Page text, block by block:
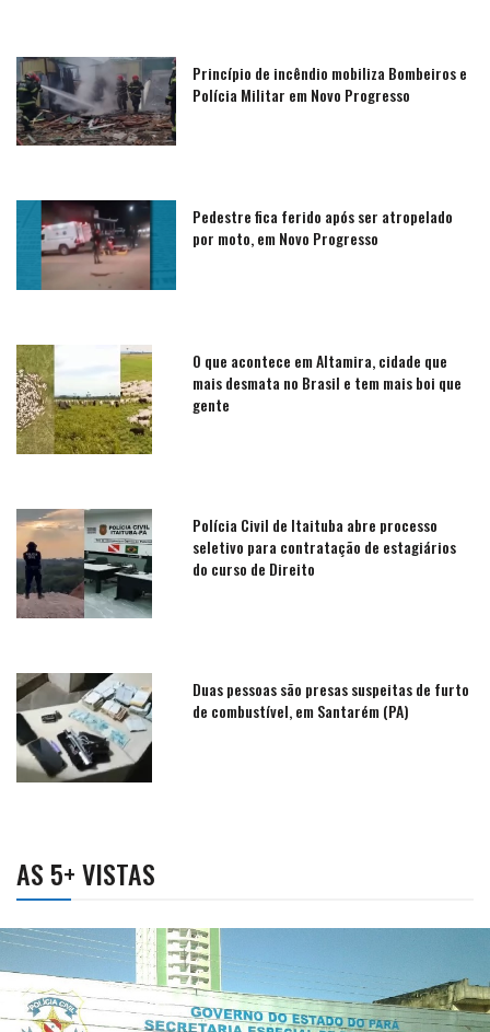
Princípio de incêndio mobiliza Bombeiros e
Polícia Militar em Novo Progresso
Pedestre fica ferido após ser atropelado
por moto, em Novo Progresso
O que acontece em Altamira, cidade que
mais desmata no Brasil e tem mais boi que
gente
Polícia Civil de Itaituba abre processo
seletivo para contratação de estagiários
do curso de Direito
Duas pessoas são presas suspeitas de furto
de combustível, em Santarém (PA)
AS 5+ VISTAS